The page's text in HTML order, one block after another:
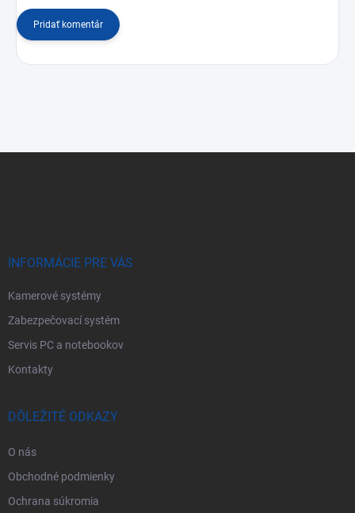
Pridať komentár
INFORMÁCIE PRE VÁS
Kamerové systémy
Zabezpečovací systém
Servis PC a notebookov
Kontakty
DÔLEŽITÉ ODKAZY
O nás
Obchodné podmienky
Ochrana súkromia